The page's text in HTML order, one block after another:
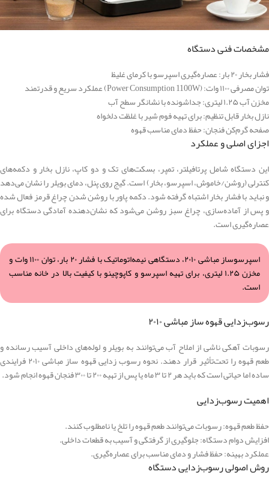
مشخصات فنی دستگاه
فشار بخار ۲۰ بار: عصاره‌گیری اسپرسو با کرمای غلیظ
توان مصرفی ۱۱۰۰ وات: (Power Consumption 1100W) عملکرد سریع و قدرتمند
مخزن آب ۱.۲۵ لیتری: جداشونده با نشانگر سطح آب
نازل بخار قابل تنظیم: برای تهیه فوم شیر با غلظت دلخواه
صفحه گرم‌کن فنجان: حفظ دمای مناسب قهوه
اجزای اصلی و عملکرد
این دستگاه شامل پرتافیلتر، تمپر، بسکت‌های تک و دو کاپ، نازل بخار و دکمه‌های
کنترلی (روشن/خاموش، اسپرسو، بخار) است. گیج روی پنل، دمای بویلر را نشان می‌دهد
و نباید با فشار بخار اشتباه گرفته شود. دکمه پاور با روشن شدن چراغ قرمز فعال شده
و پس از آماده‌سازی، چراغ سبز روشن می‌شود که نشان‌دهنده آمادگی دستگاه برای
عصاره‌گیری است.
اسپرسوساز مباشی ۲۰۱۰، دستگاهی نیمه‌اتوماتیک با فشار ۲۰ بار، توان ۱۱۰۰ وات و
مخزن ۱.۲۵ لیتری، برای تهیه اسپرسو و کاپوچینو با کیفیت بالا در خانه مناسب
است.
رسوب‌زدایی قهوه ساز مباشی ۲۰۱۰
رسوبات آهکی ناشی از املاح آب می‌توانند به بویلر و لوله‌های داخلی آسیب رسانده و
طعم قهوه را تحت‌تأثیر قرار دهند. نحوه رسوب زدایی قهوه ساز مباشی ۲۰۱۰ فرایندی
ساده اما حیاتی است که باید هر ۲ تا ۳ ماه یا پس از تهیه ۲۰۰ تا ۳۰۰ فنجان قهوه انجام شود.
اهمیت رسوب‌زدایی
حفظ طعم قهوه: رسوبات می‌توانند طعم قهوه را تلخ یا نامطلوب کنند.
افزایش دوام دستگاه: جلوگیری از گرفتگی و آسیب به قطعات داخلی.
عملکرد بهینه: حفظ فشار و دمای مناسب برای عصاره‌گیری.
روش اصولی رسوب‌زدایی دستگاه